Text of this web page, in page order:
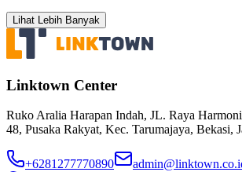
Lihat Lebih Banyak
Linktown Center
Ruko Aralia Harapan Indah, JL. Raya
48, Pusaka Rakyat, Kec. Tarumajaya, Bekasi,
+6281277770890